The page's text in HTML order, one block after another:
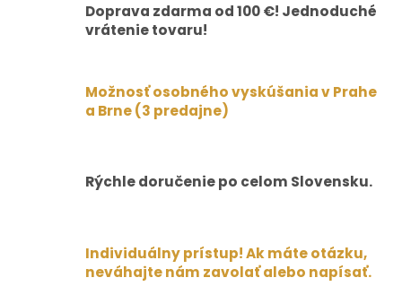
Doprava zdarma od 100 €! Jednoduché
vrátenie tovaru!
Možnosť osobného vyskúšania v Prahe
a Brne (3 predajne)
Rýchle doručenie po celom Slovensku.
Individuálny prístup! Ak máte otázku,
neváhajte nám zavolať alebo napísať.